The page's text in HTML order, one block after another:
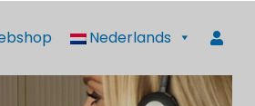
Nederlands